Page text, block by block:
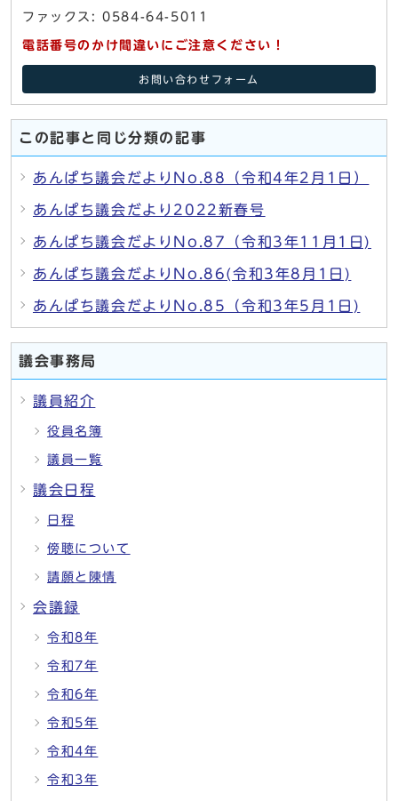
ファックス: 0584-64-5011
電話番号のかけ間違いにご注意ください！
お問い合わせフォーム
この記事と同じ分類の記事
あんぱち議会だよりNo.88（令和4年2月1日）
あんぱち議会だより2022新春号
あんぱち議会だよりNo.87（令和3年11月1日)
あんぱち議会だよりNo.86(令和3年8月1日)
あんぱち議会だよりNo.85（令和3年5月1日)
議会事務局
議員紹介
役員名簿
議員一覧
議会日程
日程
傍聴について
請願と陳情
会議録
令和8年
令和7年
令和6年
令和5年
令和4年
令和3年